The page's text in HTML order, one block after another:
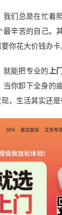
们总是在忙着
最辛苦的自己。
你花大价钱办卡
就能把专业的上
当你卸下全身的
，生活其实还是